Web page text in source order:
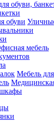
мебель
Мебель